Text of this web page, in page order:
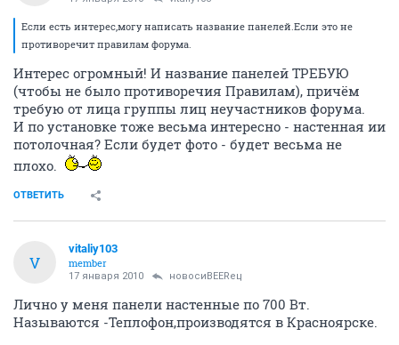
Если есть интерес,могу написать название панелей.Если это не
противоречит правилам форума.
Интерес огромный! И название панелей ТРЕБУЮ
(чтобы не было противоречия Правилам), причём
требую от лица группы лиц неучастников форума.
И по установке тоже весьма интересно - настенная ии
потолочная? Если будет фото - будет весьма не
плохо.
ОТВЕТИТЬ
V
vitaliy103
member
17 января 2010 новосиBEERец
Лично у меня панели настенные по 700 Вт.
Называются -Теплофон,производятся в Красноярске.